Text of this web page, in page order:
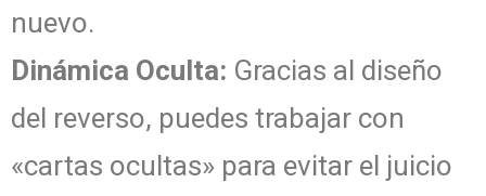
nuevo.
Dinámica Oculta: Gracias al diseño
del reverso, puedes trabajar con
«cartas ocultas» para evitar el juicio